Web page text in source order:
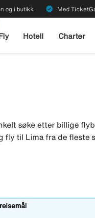
og i butikk verified Med
Hotell Charter
søke etter billige
til Lima fra de fleste